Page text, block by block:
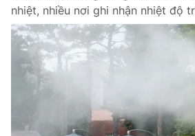
Tổng đài VTV:024.38 355 931 -
Ðiện thoại Thời báo VTV:024.66 897
Email: toasoan@vtv.vn
Liên hệ quảng cáo:
024-7300.7108
nhiệt, nhiều nơi ghi nhận nhiệt độ